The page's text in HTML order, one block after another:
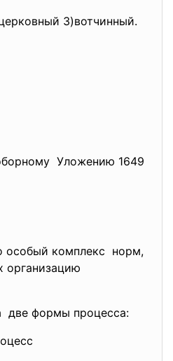
3)вотчинный.
Уложению 1649
особый комплекс норм,
организацию
две формы процесса: